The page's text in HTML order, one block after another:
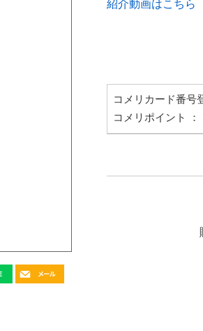
紹介動画はこちら
コメリカード番号
コメリポイント ：